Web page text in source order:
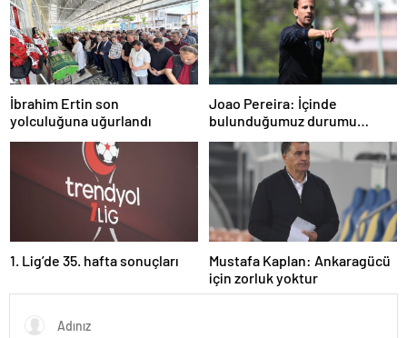
İbrahim Ertin son
yolculuğuna uğurlandı
Joao Pereira: İçinde
bulunduğumuz durumu
1. Lig’de 35. hafta sonuçları
Mustafa Kaplan: Ankaragücü
için zorluk yoktur